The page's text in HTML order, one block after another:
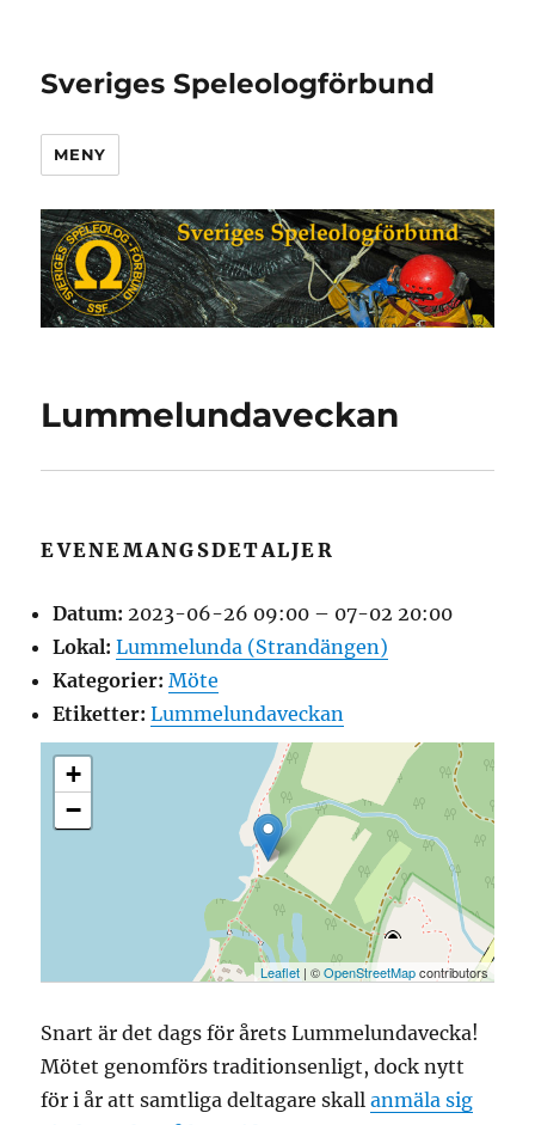
Sveriges Speleologförbund
MENY
Lummelundaveckan
EVENEMANGSDETALJER
Datum: 2023-06-26 09:00 – 07-02 20:00
Lokal: Lummelunda (Strandängen)
Kategorier: Möte
Etiketter: Lummelundaveckan
+
−
Leaflet| ©OpenStreetMapcontributors
Snart är det dags för årets Lummelundavecka!
Mötet genomförs traditionsenligt, dock nytt
för i år att samtliga deltagare skallanmäla sig